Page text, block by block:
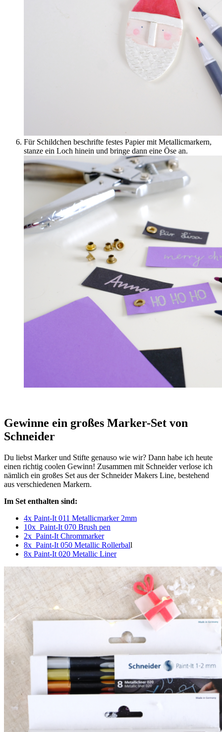
Für Schildchen beschrifte festes Papier mit Metallicmarkern,
stanze ein Loch hinein und bringe dann eine Öse an.
Gewinne ein großes Marker-Set von
Schneider
Du liebst Marker und Stifte genauso wie wir? Dann habe ich heute
einen richtig coolen Gewinn! Zusammen mit Schneider verlose ich
nämlich ein großes Set aus der Schneider Makers Line, bestehend
aus verschiedenen Markern.
Im Set enthalten sind:
4x Paint-It 011 Metallicmarker 2mm
10x Paint-It 070 Brush pen
2x Paint-It Chrommarker
8x Paint-It 050 Metallic Rollerball
8x Paint-It 020 Metallic Liner